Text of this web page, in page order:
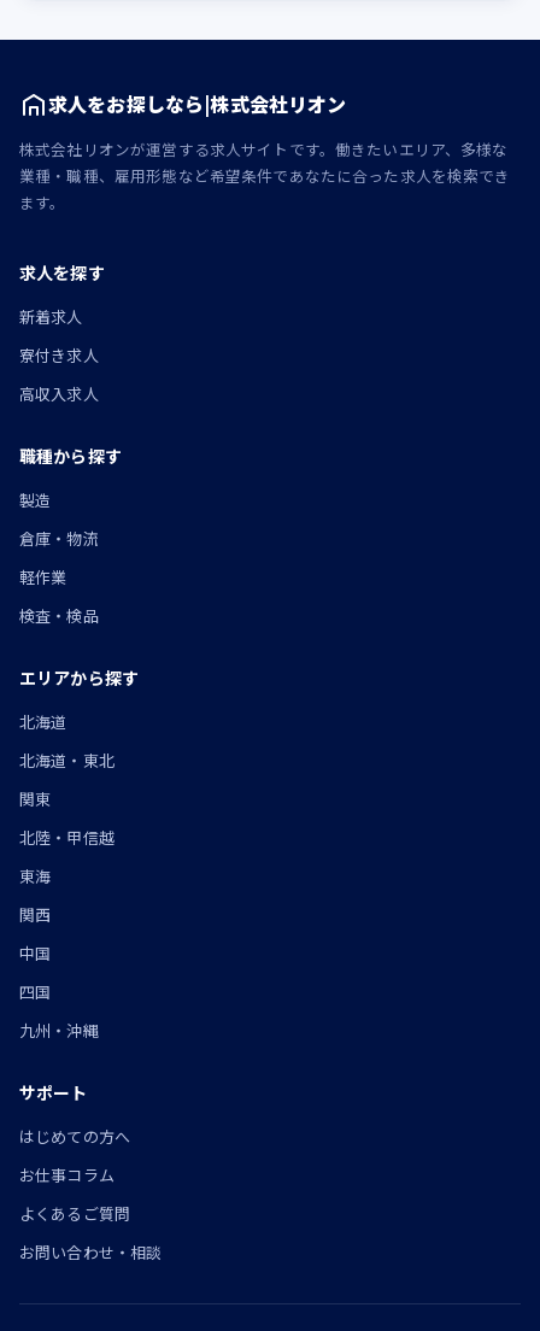
求人をお探しなら|株式会社リオン
株式会社リオンが運営する求人サイトです。働きたいエリア、多様な
業種・職種、雇用形態など希望条件であなたに合った求人を検索でき
ます。
求人を探す
新着求人
寮付き求人
高収入求人
職種から探す
製造
倉庫・物流
軽作業
検査・検品
エリアから探す
北海道
北海道・東北
関東
北陸・甲信越
東海
関西
中国
四国
九州・沖縄
サポート
はじめての方へ
お仕事コラム
よくあるご質問
お問い合わせ・相談